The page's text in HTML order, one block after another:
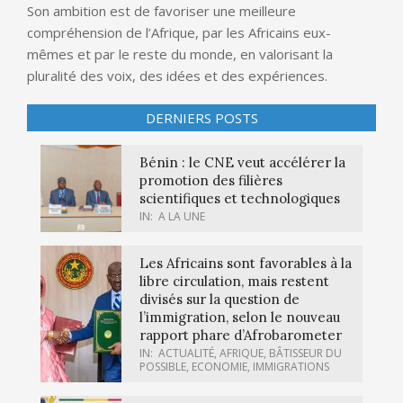
Son ambition est de favoriser une meilleure
compréhension de l’Afrique, par les Africains eux-
mêmes et par le reste du monde, en valorisant la
pluralité des voix, des idées et des expériences.
DERNIERS POSTS
Bénin : le CNE veut accélérer la
promotion des filières
scientifiques et technologiques
IN: A LA UNE
Les Africains sont favorables à la
libre circulation, mais restent
divisés sur la question de
l’immigration, selon le nouveau
rapport phare d’Afrobarometer
IN: ACTUALITÉ, AFRIQUE, BÂTISSEUR DU
POSSIBLE, ECONOMIE, IMMIGRATIONS